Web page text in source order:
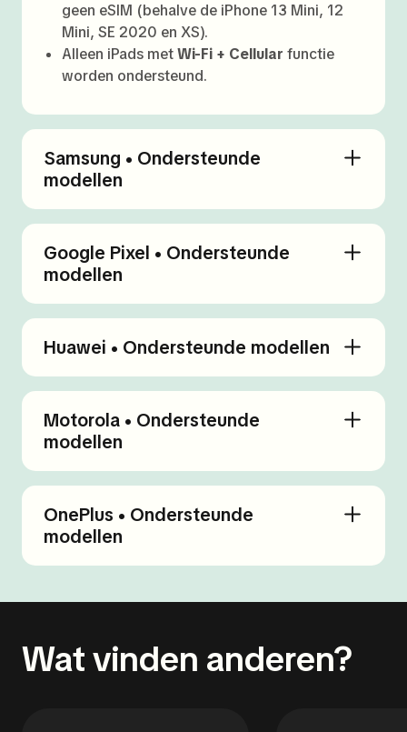
geen eSIM (behalve de iPhone 13 Mini, 12
Mini, SE 2020 en XS).
Alleen iPads metWi-Fi + Cellular functie
worden ondersteund.
Samsung • Ondersteunde
modellen
Google Pixel • Ondersteunde
modellen
Huawei • Ondersteunde modellen
Motorola • Ondersteunde
modellen
OnePlus • Ondersteunde
modellen
Wat vinden anderen?